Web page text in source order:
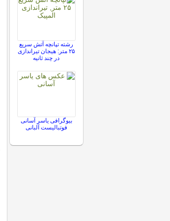
رشته تپانچه آتش سریع
۲۵ متر: هیجان تیراندازی
در چند ثانیه
بیوگرافی یاسر آسانی
فوتبالیست آلبانی